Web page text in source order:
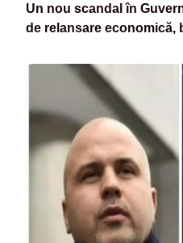
Un nou scandal în
de relansare economică,